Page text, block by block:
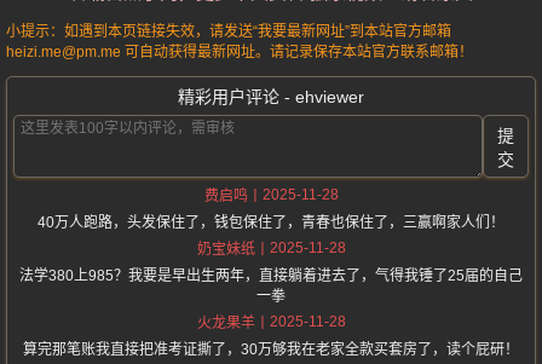
小提示：如遇到本页链接失效，请发送“我要最新网址”到本站官方邮箱
heizi.me@pm.me 可自动获得最新网址。请记录保存本站官方联系邮箱！
精彩用户评论 - ehviewer
提
交
费启鸣
2025-11-28
40万人跑路，头发保住了，钱包保住了，青春也保住了，三赢啊家人们！
奶宝妹纸
2025-11-28
法学380上985？我要是早出生两年，直接躺着进去了，气得我锤了25届的自己
一拳
火龙果羊
2025-11-28
算完那笔账我直接把准考证撕了，30万够我在老家全款买套房了，读个屁研！